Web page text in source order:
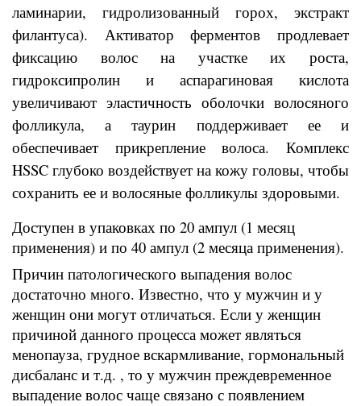
ламинарии, гидролизованный горох, экстракт
филантуса). Активатор ферментов продлевает
фиксацию волос на участке их роста,
гидроксипролин и аспарагиновая кислота
увеличивают эластичность оболочки волосяного
фолликула, а таурин поддерживает ее и
обеспечивает прикрепление волоса. Комплекс
HSSC глубоко воздействует на кожу головы, чтобы
сохранить ее и волосяные фолликулы здоровыми.
Доступен в упаковках по 20 ампул (1 месяц
применения) и по 40 ампул (2 месяца применения).
Причин патологического выпадения волос
достаточно много. Известно, что у мужчин и у
женщин они могут отличаться. Если у женщин
причиной данного процесса может являться
менопауза, грудное вскармливание, гормональный
дисбаланс и т.д. , то у мужчин преждевременное
выпадение волос чаще связано с появлением